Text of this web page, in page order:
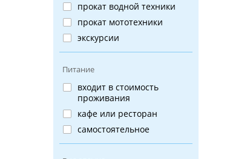
прокат водной техники
прокат мототехники
экскурсии
Питание
входит в стоимость
проживания
кафе или ресторан
самостоятельное